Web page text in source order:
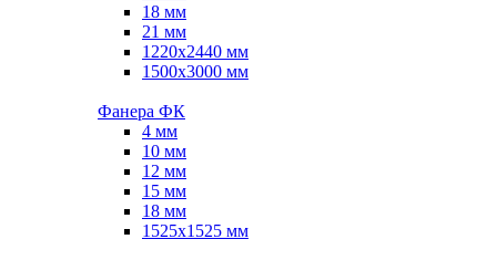
18 мм
21 мм
1220х2440 мм
1500х3000 мм
Фанера ФК
4 мм
10 мм
12 мм
15 мм
18 мм
1525х1525 мм